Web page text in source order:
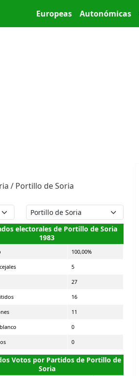
Main menu
Europeas Autonómicas
/ Portillo de Soria
electorales de Portillo de Soria
1983
100,00%
5
27
16
11
0
0
Votos por Partidos de Portillo de
Soria